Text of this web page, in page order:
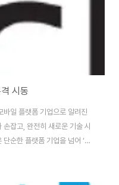
시동
일 플랫폼 기업으로 알려진
손잡고, 완전히 새로운 기술 시
순한 플랫폼 기업을 넘어 ‘AI
되었는데요.대한민국 토종 AI